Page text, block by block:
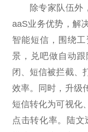
除专家队伍外
aaS业务优势，解
智能短信，围绕
景，兑吧做自动
闭、短信被拦截、
效率。同时，升级
短信转化为可视化
点击转化率。陆文